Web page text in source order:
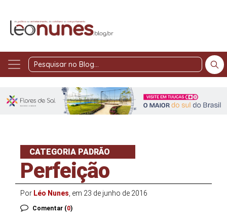
Pesquisar
Blog
CATEGORIA PADRÃO
Perfeição
Por Léo Nunes, em 23 de junho de 2016
Comentar (0)